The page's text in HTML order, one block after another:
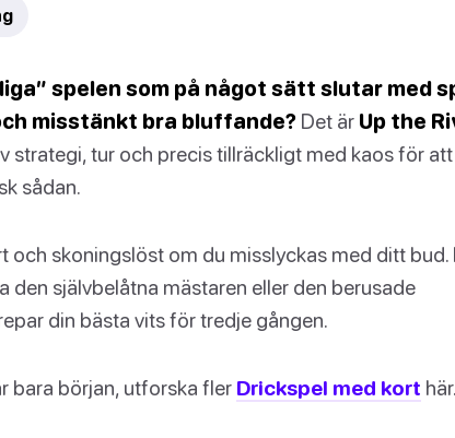
spelen som på något sätt slutar med
misstänkt bra bluffande? Det är Up the
strategi, tur och precis tillräckligt med kaos för
sådan.
och skoningslöst om du misslyckas med ditt bud.
den självbelåtna mästaren eller den berusade
din bästa vits för tredje gången.
bara början, utforska fler Drickspel med kort här.